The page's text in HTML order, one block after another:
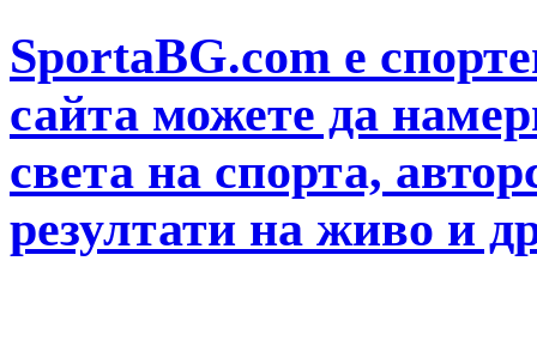
SportaBG.com е
сайта можете да
света на спорта,
резултати на живо и